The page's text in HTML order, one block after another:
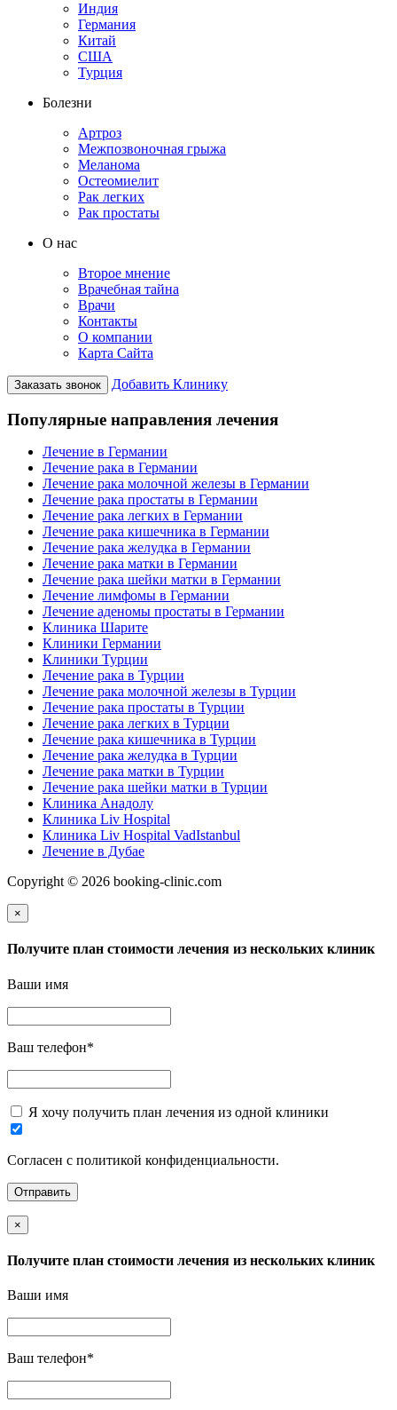
Индия
Германия
Китай
США
Турция
Болезни
Артроз
Межпозвоночная грыжа
Меланома
Остеомиелит
Рак легких
Рак простаты
О нас
Второе мнение
Врачебная тайна
Врачи
Контакты
О компании
Карта Сайта
Заказать звонок Добавить Клинику
Популярные направления лечения
Лечение в Германии
Лечение рака в Германии
Лечение рака молочной железы в Германии
Лечение рака простаты в Германии
Лечение рака легких в Германии
Лечение рака кишечника в Германии
Лечение рака желудка в Германии
Лечение рака матки в Германии
Лечение рака шейки матки в Германии
Лечение лимфомы в Германии
Лечение аденомы простаты в Германии
Клиника Шарите
Клиники Германии
Клиники Турции
Лечение рака в Турции
Лечение рака молочной железы в Турции
Лечение рака простаты в Турции
Лечение рака легких в Турции
Лечение рака кишечника в Турции
Лечение рака желудка в Турции
Лечение рака матки в Турции
Лечение рака шейки матки в Турции
Клиника Анадолу
Клиника Liv Hospital
Клиника Liv Hospital VadIstanbul
Лечение в Дубае
Copyright © 2026 booking-clinic.com
×
Получите план стоимости лечения из нескольких клиник
Ваши имя
Ваш телефон*
Я хочу получить план лечения из одной клиники
Согласен с политикой конфиденциальности.
×
Получите план стоимости лечения из нескольких клиник
Ваши имя
Ваш телефон*